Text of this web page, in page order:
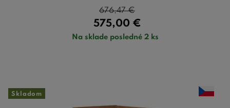
575,00 €
676,47€
Na sklade posledné 2 ks
Skladom